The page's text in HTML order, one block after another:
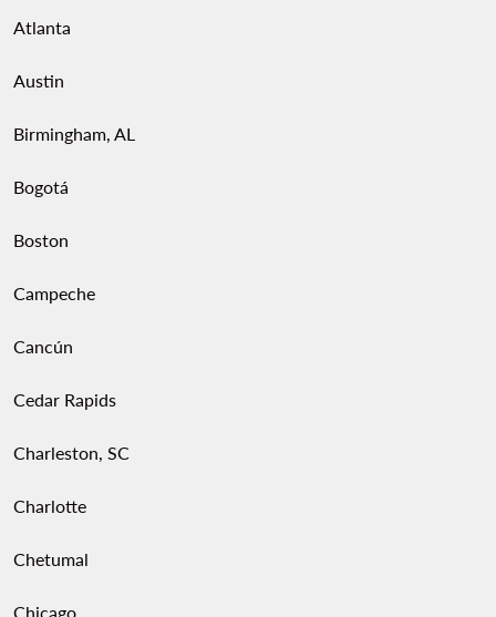
Atlanta
Austin
Birmingham, AL
Bogotá
Boston
Campeche
Cancún
Cedar Rapids
Charleston, SC
Charlotte
Chetumal
Chicago